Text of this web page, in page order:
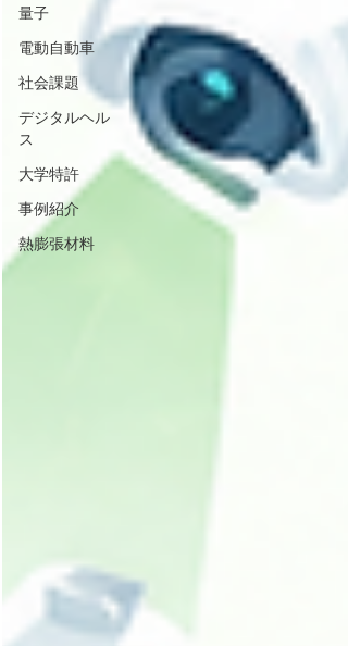
量子
電動自動車
社会課題
デジタルヘル
ス
大学特許
事例紹介
熱膨張材料